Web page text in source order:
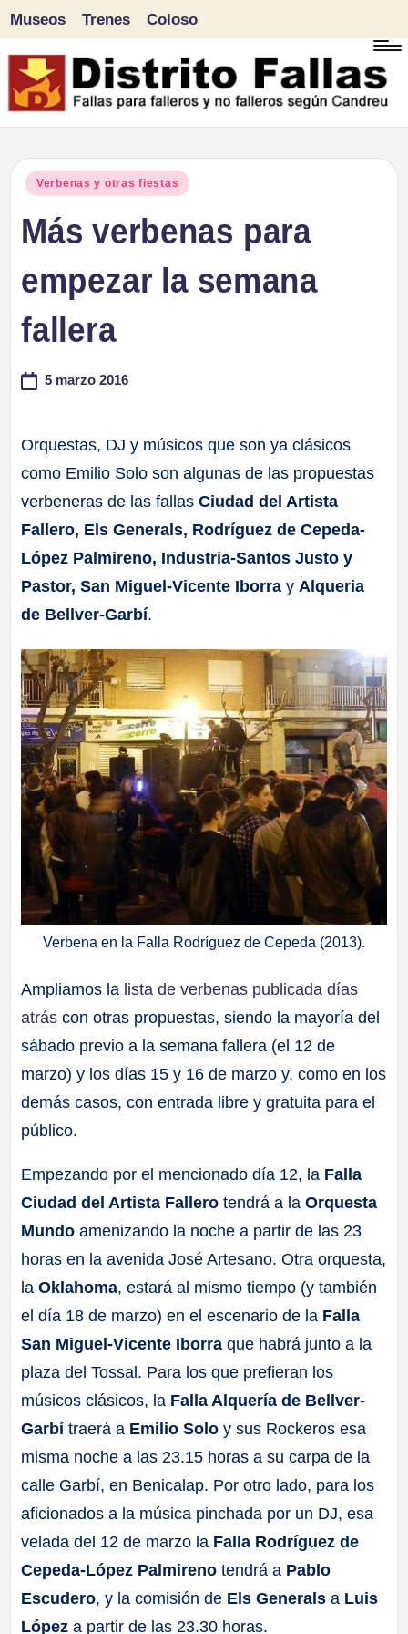
Saltar
al
Museos Trenes Coloso
Publicado
Verbenas y otras fiestas
Más verbenas para
empezar la semana
fallera
5 marzo 2016
Orquestas, DJ y músicos que son ya clásicos
como Emilio Solo son algunas de las propuestas
verbeneras de las fallasCiudad del Artista
Fallero, Els Generals, Rodríguez de Cepeda-
López Palmireno, Industria-Santos Justo y
Pastor, San Miguel-Vicente Iborra y Alqueria
de Bellver-Garbí.
Verbena en la Falla Rodríguez de Cepeda (2013).
Ampliamos la lista de verbenas publicada días
atrás con otras propuestas, siendo la mayoría del
sábado previo a la semana fallera (el 12 de
marzo) y los días 15 y 16 de marzo y, como en los
demás casos, con entrada libre y gratuita para el
público.
Empezando por el mencionado día 12, la Falla
Ciudad del Artista Fallero tendrá a laOrquesta
Mundo amenizando la noche a partir de las 23
horas en la avenida José Artesano. Otra orquesta,
laOklahoma, estará al mismo tiempo (y también
el día 18 de marzo) en el escenario de la Falla
San Miguel-Vicente Iborra que habrá junto a la
plaza del Tossal. Para los que prefieran los
músicos clásicos, la Falla Alquería de Bellver-
Garbítraerá a Emilio Solo y sus Rockeros esa
misma noche a las 23.15 horas a su carpa de la
calle Garbí, en Benicalap. Por otro lado, para los
aficionados a la música pinchada por un DJ, esa
velada del 12 de marzo la Falla Rodríguez de
Cepeda-López Palmireno tendrá a Pablo
Escudero, y la comisión de Els Generalsa Luis
López a partir de las 23.30 horas.